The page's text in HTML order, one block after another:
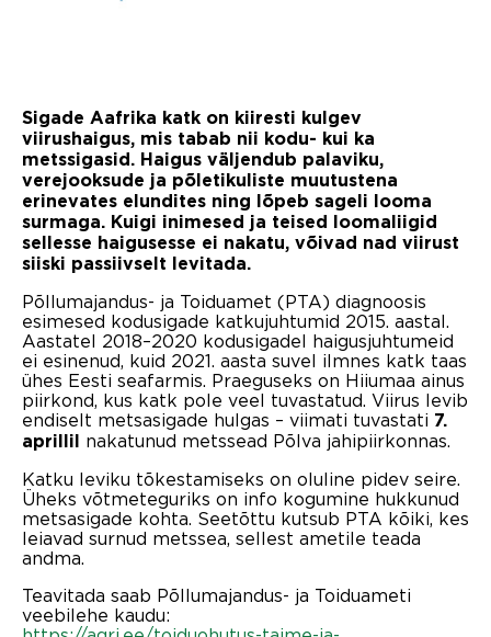
Sigade Aafrika katk on kiiresti kulgev
viirushaigus, mis tabab nii kodu- kui ka
metssigasid. Haigus väljendub palaviku,
verejooksude ja põletikuliste muutustena
erinevates elundites ning lõpeb sageli looma
surmaga. Kuigi inimesed ja teised loomaliigid
sellesse haigusesse ei nakatu, võivad nad viirust
siiski passiivselt levitada.
Põllumajandus- ja Toiduamet (PTA) diagnoosis
esimesed kodusigade katkujuhtumid 2015. aastal.
Aastatel 2018–2020 kodusigadel haigusjuhtumeid
ei esinenud, kuid 2021. aasta suvel ilmnes katk taas
ühes Eesti seafarmis. Praeguseks on Hiiumaa ainus
piirkond, kus katk pole veel tuvastatud. Viirus levib
endiselt metsasigade hulgas – viimati tuvastati 7.
aprillil
nakatunud metssead Põlva jahipiirkonnas.
Katku leviku tõkestamiseks on oluline pidev seire.
Üheks võtmeteguriks on info kogumine hukkunud
metsasigade kohta. Seetõttu kutsub PTA kõiki, kes
leiavad surnud metssea, sellest ametile teada
andma.
Teavitada saab Põllumajandus- ja Toiduameti
veebilehe kaudu: